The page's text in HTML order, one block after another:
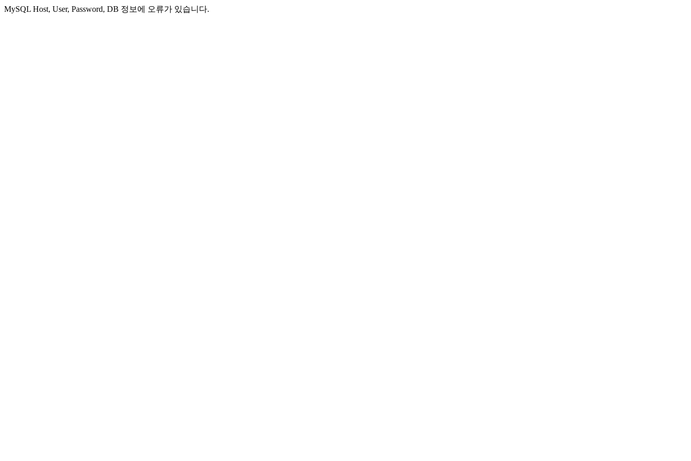
MySQL Host, User, Password, DB 정보에 오류가 있습니다.